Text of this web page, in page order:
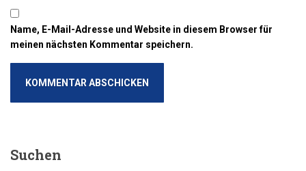
Name, E-Mail-Adresse und Website in diesem Browser für
meinen nächsten Kommentar speichern.
Suchen